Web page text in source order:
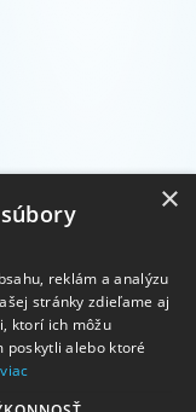
×
reklám a analýzu
stránky zdieľame aj
ktorí ich môžu
poskytli alebo ktoré